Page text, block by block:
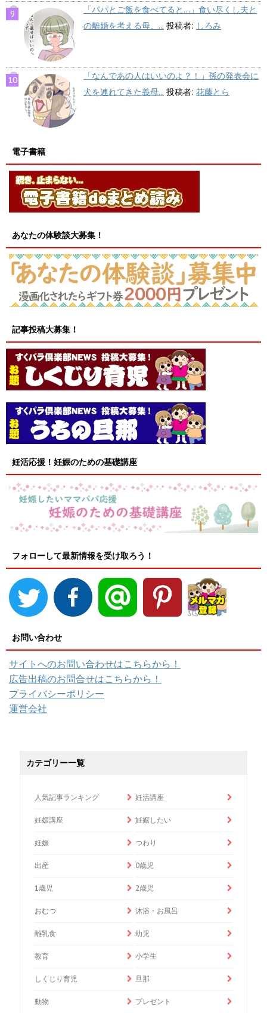
「パパとご飯を食べてると…」食い尽くし夫と
の離婚を考える母、... 投稿者: しろみ
「なんであの人はいいのよ？！」孫の発表会に
犬を連れてきた義母... 投稿者: 花藤とら
電子書籍
あなたの体験談大募集！
記事投稿大募集！
妊活応援！妊娠のための基礎講座
フォローして最新情報を受け取ろう！
お問い合わせ
サイトへのお問い合わせはこちらから！
広告出稿のお問合せはこちらから！
プライバシーポリシー
運営会社
カテゴリー一覧
人気記事ランキング 妊活講座
妊娠講座 妊娠したい
妊娠 つわり
出産 0歳児
1歳児 2歳児
おむつ 沐浴・お風呂
離乳食 幼児
教育 小学生
しくじり育児 旦那
動物 プレゼント